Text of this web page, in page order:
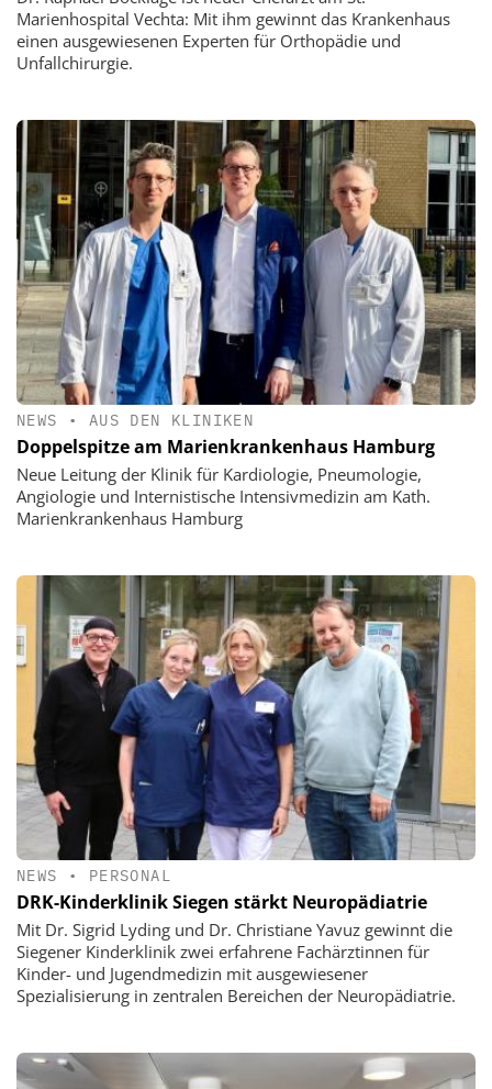
Marienhospital Vechta: Mit ihm gewinnt das Krankenhaus
einen ausgewiesenen Experten für Orthopädie und
Unfallchirurgie.
NEWS • AUS DEN KLINIKEN
Doppelspitze am Marienkrankenhaus Hamburg
Neue Leitung der Klinik für Kardiologie, Pneumologie,
Angiologie und Internistische Intensivmedizin am Kath.
Marienkrankenhaus Hamburg
NEWS • PERSONAL
DRK-Kinderklinik Siegen stärkt Neuropädiatrie
Mit Dr. Sigrid Lyding und Dr. Christiane Yavuz gewinnt die
Siegener Kinderklinik zwei erfahrene Fachärztinnen für
Kinder- und Jugendmedizin mit ausgewiesener
Spezialisierung in zentralen Bereichen der Neuropädiatrie.